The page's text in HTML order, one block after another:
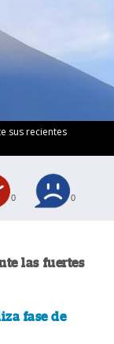
sus recientes
0 0
las fuertes
fase de